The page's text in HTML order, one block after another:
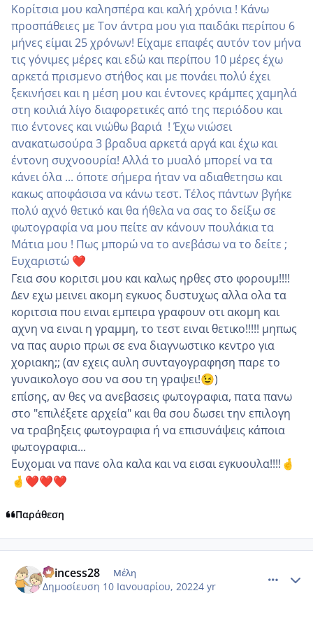
Κορίτσια μου καλησπέρα και καλή χρόνια ! Κάνω
προσπάθειες με Τον άντρα μου για παιδάκι περίπου 6
μήνες είμαι 25 χρόνων! Είχαμε επαφές αυτόν τον μήνα
τις γόνιμες μέρες και εδώ και περίπου 10 μέρες έχω
αρκετά πρισμενο στήθος και με πονάει πολύ έχει
ξεκινήσει και η μέση μου και έντονες κράμπες χαμηλά
στη κοιλιά λίγο διαφορετικές από της περιόδου και
πιο έντονες και νιώθω βαριά ! Έχω νιώσει
ανακατωσούρα 3 βραδυα αρκετά αργά και έχω και
έντονη συχνοουρία! Αλλά το μυαλό μπορεί να τα
κάνει όλα ... όποτε σήμερα ήταν να αδιαθετησω και
κακως αποφάσισα να κάνω τεστ. Τέλος πάντων βγήκε
πολύ αχνό θετικό και θα ήθελα να σας το δείξω σε
φωτογραφία να μου πείτε αν κάνουν πουλάκια τα
Μάτια μου ! Πως μπορώ να το ανεβάσω να το δείτε ;
Ευχαριστώ ❤️
Γεια σου κοριτσι μου και καλως ηρθες στο φορουμ!!!!
Δεν εχω μεινει ακομη εγκυος δυστυχως αλλα ολα τα
κοριτσια που ειναι εμπειρα γραφουν οτι ακομη και
αχνη να ειναι η γραμμη, το τεστ ειναι θετικο!!!!! μηπως
να πας αυριο πρωι σε ενα διαγνωστικο κεντρο για
χοριακη;; (αν εχεις αυλη συνταγογραφηση παρε το
γυναικολογο σου να σου τη γραψει!😉)
επίσης, αν θες να ανεβασεις φωτογραφια, πατα πανω
στο "επιλέξετε αρχεία" και θα σου δωσει την επιλογη
να τραβηξεις φωτογραφια ή να επισυνάψεις κάποια
φωτογραφια...
Ευχομαι να πανε ολα καλα και να εισαι εγκυουλα!!!! 🤞
🤞 ❤️❤️❤️
Παράθεση
Princess28 Μέλη
Δημοσίευση 10 Ιανουαρίου, 20224 yr